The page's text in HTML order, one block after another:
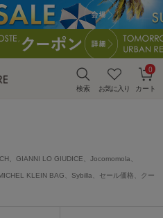
検索 お気に入り カート
0
、GIANNI LO GIUDICE、Jocomomola、
KLEIN BAG、Sybilla、セール価格、クー